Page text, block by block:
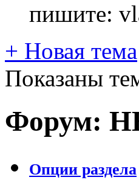
пишите:
+ Новая тема
Показаны
Форум:
Опции раздела